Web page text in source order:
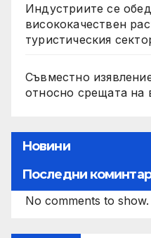
Индустриите се
висококачествен
туристическия
Съвместно
относно срещата на
Новини
Последни
No comments to show.